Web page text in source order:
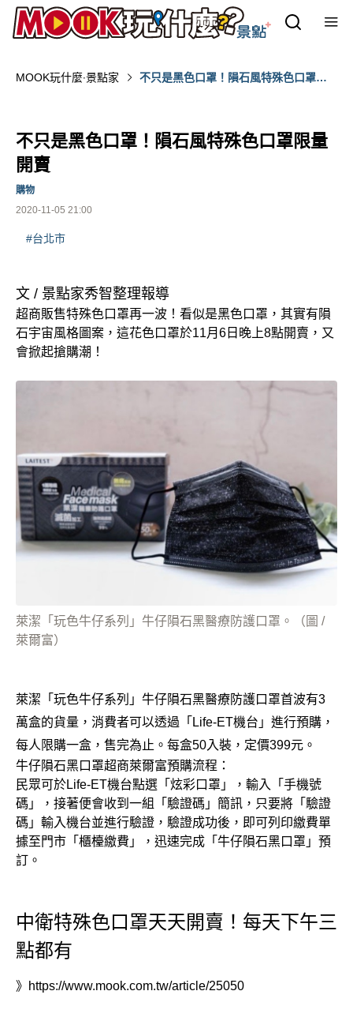
MOOK玩什麼‧景點家
不只是黑色口罩！隕石風特殊色口罩限
不只是黑色口罩！隕石風特殊色口罩限量
開賣
2020-11-05 21:00
購物
#台北市
文 / 景點家秀智整理報導
超商販售特殊色口罩再一波！看似是黑色口罩，其實有隕
石宇宙風格圖案，這花色口罩於11月6日晚上8點開賣，又
會掀起搶購潮！
萊潔「玩色牛仔系列」牛仔隕石黑醫療防護口罩。（圖 /
萊爾富）
萊潔「玩色牛仔系列」牛仔隕石黑醫療防護口罩首波有3
萬盒的貨量，消費者可以透過「Life-ET機台」進行預購，
每人限購一盒，售完為止。每盒50入裝，定價399元。
牛仔隕石黑口罩超商萊爾富預購流程：
民眾可於Life-ET機台點選「炫彩口罩」，輸入「手機號
碼」，接著便會收到一組「驗證碼」簡訊，只要將「驗證
碼」輸入機台並進行驗證，驗證成功後，即可列印繳費單
據至門市「櫃檯繳費」，迅速完成「牛仔隕石黑口罩」預
訂。
中衛特殊色口罩天天開賣！每天下午三
點都有
》 https://www.mook.com.tw/article/25050